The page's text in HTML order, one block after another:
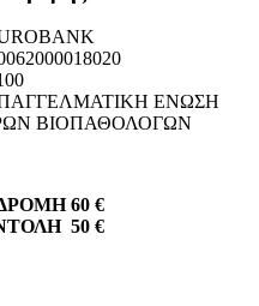
ΕΝΩΣΗ
ΒΙΟΠΑΘΟΛΟΓΩΝ
60 €
50 €